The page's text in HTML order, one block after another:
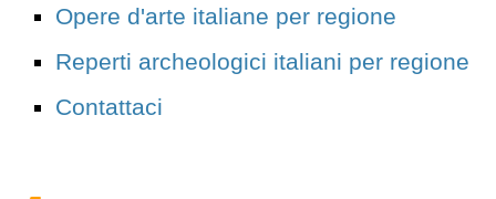
Opere d'arte italiane per regione
Reperti archeologici italiani per regione
Contattaci